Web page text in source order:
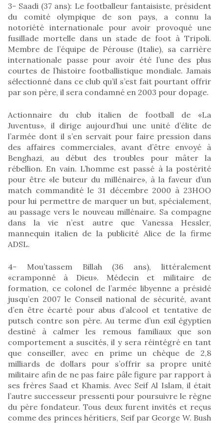
3- Saadi (37 ans): Le footballeur fantaisiste, président
du comité olympique de son pays, a connu la
notoriété internationale pour avoir provoqué une
fusillade mortelle dans un stade de foot à Tripoli.
Membre de l’équipe de Pérouse (Italie), sa carrière
internationale passe pour avoir été l’une des plus
courtes de l’histoire footballistique mondiale. Jamais
sélectionné dans ce club qu’il s’est fait pourtant offrir
par son père, il sera condamné en 2003 pour dopage.
Actionnaire du club italien de football de «La
Juventus», il dirige aujourd’hui une unité d’élite de
l’armée dont il s’en servait pour faire pression dans
des affaires commerciales, avant d’être envoyé à
Benghazi, au début des troubles pour mâter la
rébellion. En vain. L’homme est passé à la postérité
pour être «le buteur du millénaire», à la faveur d’un
match commandité le 31 décembre 2000 à 23HOO
pour lui permettre de marquer un but, spécialement,
au passage vers le nouveau millénaire. Sa compagne
dans la vie n’est autre que Vanessa Hessler,
mannequin italien de la publicité Alice de la firme
ADSL.
4- Mou’tassem Billah (36 ans), littéralement
«cramponné à Dieu». Médecin et militaire de
formation, ce colonel de l’armée libyenne a présidé
jusqu’en 2007 le Conseil national de sécurité, avant
d’en être écarté pour abus d’alcool et tentative de
putsch contre son père. Au terme d’un exil égyptien
destiné à calmer les remous familiaux que son
comportement a suscités, il y sera réintégré en tant
que conseiller, avec en prime un chèque de 2,8
milliards de dollars pour s’offrir sa propre unité
militaire afin de ne pas faire pâle figure par rapport à
ses frères Saad et Khamis. Avec Seif Al Islam, il était
l’autre successeur pressenti pour poursuivre le règne
du père fondateur. Tous deux furent invités et reçus
comme des princes héritiers, Seif par George W. Bush